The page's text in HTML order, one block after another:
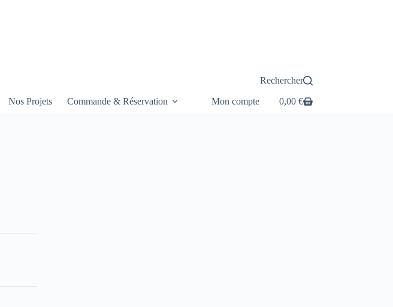
Rechercher
Nos Projets Commande & Réservation Mon compte
Panier
0,00 €